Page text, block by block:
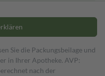
Sie die Packungsbeilage und
in Ihrer Apotheke. AVP:
nach der